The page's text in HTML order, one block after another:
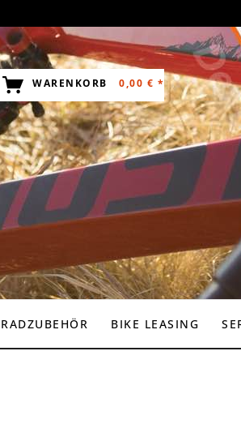
WARENKORB 0,00 € *
BIKE LEASING